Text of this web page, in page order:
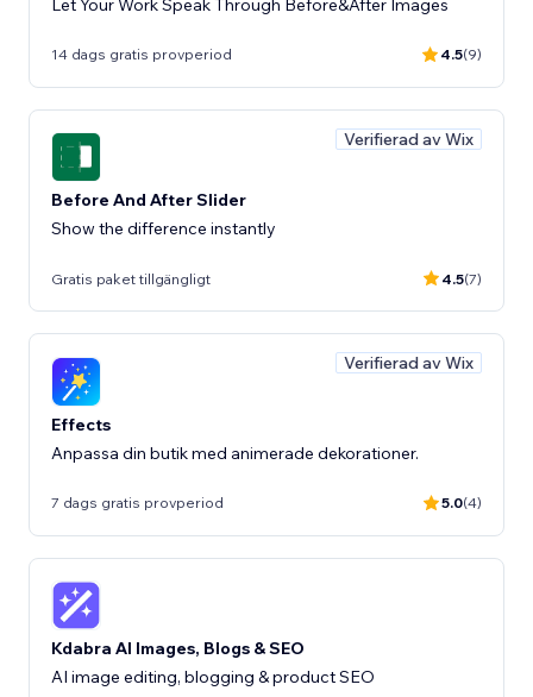
14 dags gratis provperiod 4.5(9)
Verifierad av Wix
Before And After Slider
Show the difference instantly
Gratis paket tillgängligt 4.5(7)
Verifierad av Wix
Effects
Anpassa din butik med animerade dekorationer.
7 dags gratis provperiod 5.0(4)
Kdabra AI Images, Blogs & SEO
AI image editing, blogging & product SEO